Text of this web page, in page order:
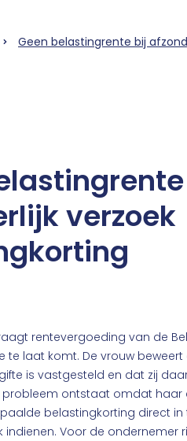
Geen belastingrente bij
verzoek
rentevergoeding van de
te laat komt. De vrouw
is vastgesteld en dat zij
probleem ontstaat omdat
belastingkorting direct in
indienen. Voor de ondernemer